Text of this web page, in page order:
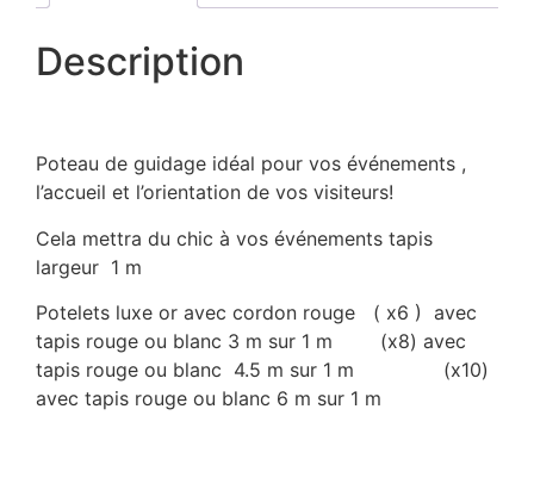
Description
Poteau de guidage idéal pour vos événements ,
l’accueil et l’orientation de vos visiteurs!
Cela mettra du chic à vos événements tapis
largeur 1 m
Potelets luxe or avec cordon rouge ( x6 ) avec
tapis rouge ou blanc 3 m sur 1 m (x8) avec
tapis rouge ou blanc 4.5 m sur 1 m (x10)
avec tapis rouge ou blanc 6 m sur 1 m